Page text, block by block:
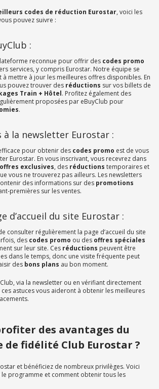
codes de réduction Eurostar, voici les
pouvez suivre :
:
reconnue pour offrir des codes promo
services, y compris Eurostar. Notre équipe se
à mettre à jour les meilleures offres disponibles. En
pouvez trouver des réductions sur vos billets de
Train + Hôtel. Profitez également des
proposées par eBuyClub pour
.
à la newsletter Eurostar :
pour obtenir des codes promo est de vous
Eurostar. En vous inscrivant, vous recevrez dans
offres exclusives, des réductions temporaires et
vous ne trouverez pas ailleurs. Les newsletters
des informations sur des promotions
premières sur les ventes.
d’accueil du site Eurostar :
consulter régulièrement la page d’accueil du site
des codes promo ou des offres spéciales
sur leur site. Ces réductions peuvent être
dans le temps, donc une visite fréquente peut
des bons plans au bon moment.
via la newsletter ou en vérifiant directement
ces astuces vous aideront à obtenir les meilleures
des avantages du
de fidélité Club Eurostar ?
et bénéficiez de nombreux privilèges. Voici
programme et comment obtenir tous les